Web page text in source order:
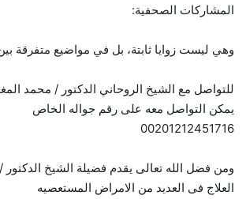
المشاركات الصحفية:
وهي ليست زوايا ثابتة، بل في مواضيع متفرقة
للتواصل مع الشيخ الروحاني الدكتور / محمد
يمكن التواصل معه على رقم جواله الخاص
00201212451716
ومن فضل الله تعالى يقدم فضيلة الشيخ
العلاج فى العديد من الامراض المستعصيه